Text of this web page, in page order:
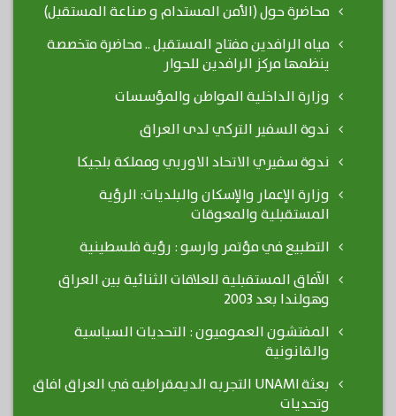
محاضرة حول (الأمن المستدام و صناعة المستقبل)
مياه الرافدين مفتاح المستقبل .. محاضرة متخصصة
ينظمها مركز الرافدين للحوار
وزارة الداخلية المواطن والمؤسسات
ندوة السفير التركي لدى العراق
ندوة سفيري الاتحاد الاوربي ومملكة بلجيكا
وزارة الإعمار والإسكان والبلديات: الرؤية
المستقبلية والمعوقات
التطبيع في مؤتمر وارسو : رؤية فلسطينية
الآفاق المستقبلية للعلاقات الثنائية بين العراق
وهولندا بعد 2003
المفتشون العموميون : التحديات السياسية
والقانونية
بعثة UNAMI التجربه الديمقراطيه في العراق افاق
وتحديات